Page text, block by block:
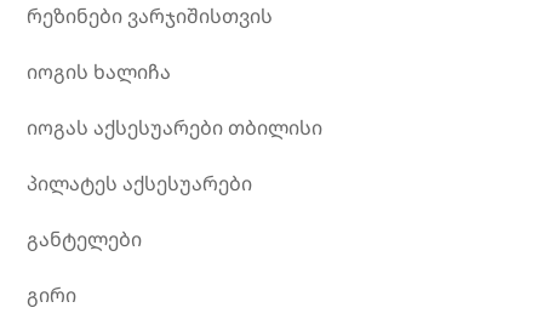
რეზინები ვარჯიშისთვის
იოგის ხალიჩა
იოგას აქსესუარები თბილისი
პილატეს აქსესუარები
განტელები
გირი